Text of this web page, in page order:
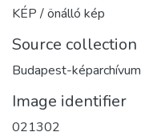
KÉP / önálló kép
Source collection
Budapest-képarchívum
Image identifier
021302